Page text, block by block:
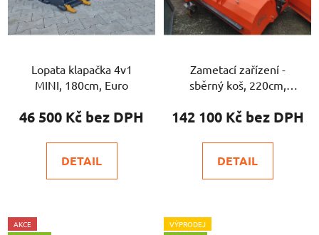
Lopata klapačka 4v1
MINI, 180cm, Euro
46 500 Kč
DETAIL
Zametací zařízení -
sběrný koš, 220cm,
142 100 Kč
DETAIL
AKCE
VÝPRODEJ